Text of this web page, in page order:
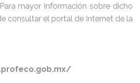
mayor información sobre dicho
consultar el portal de Internet de la